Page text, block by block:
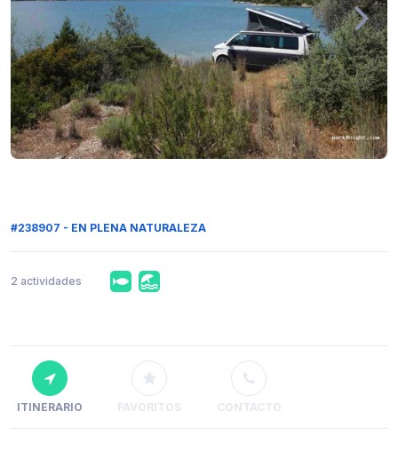
#238907 - EN PLENA NATURALEZA
2 actividades
ITINERARIO FAVORITOS CONTACTO